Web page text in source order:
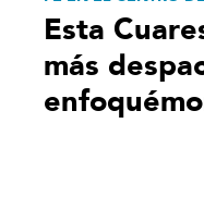
Esta
más